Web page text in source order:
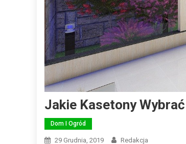
Jakie Kasetony
Dom I Ogród
29 Grudnia, 2019 Redakcja